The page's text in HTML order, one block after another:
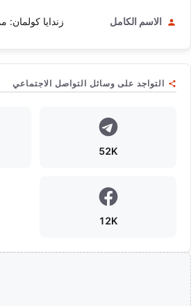
الاسم الكامل زندايا كولمان:
التواجد على وسائل التواصل الاجتماعي
52K
12K